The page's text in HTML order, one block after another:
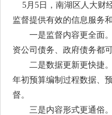
5月 5 日，南湖区人大财
监督提供有效的信息服务
一是监督内容更全面。
资公司债务、政府债务都
二是数据更新更快捷。
年初预算编制过程数据、
督。
三是内容形式更通俗。